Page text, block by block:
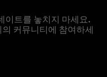
이트를 놓치지 마세요.
커뮤니티에 참여하세